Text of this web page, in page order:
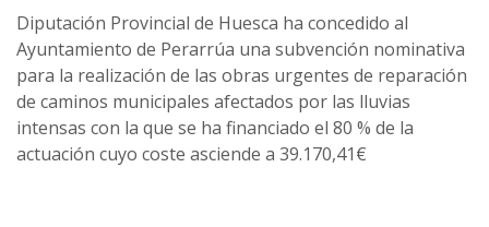
Diputación Provincial de Huesca ha concedido al
Ayuntamiento de Perarrúa una subvención nominativa
para la realización de las obras urgentes de reparación
de caminos municipales afectados por las lluvias
intensas con la que se ha financiado el 80 % de la
actuación cuyo coste asciende a 39.170,41€